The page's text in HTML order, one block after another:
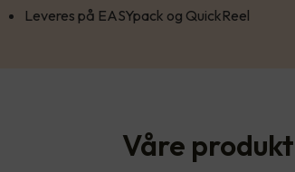
Leveres på EASYpack og QuickReel
Våre